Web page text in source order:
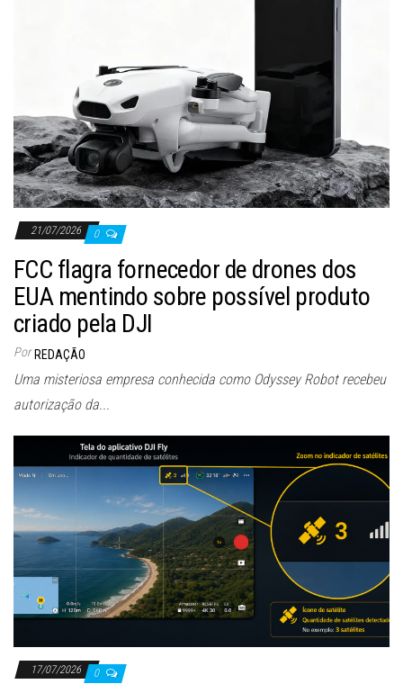
21/07/2026 0
FCC flagra fornecedor de drones dos
EUA mentindo sobre possível produto
criado pela DJI
Por REDAÇÃO
Uma misteriosa empresa conhecida como Odyssey Robot recebeu
autorização da...
17/07/2026 0